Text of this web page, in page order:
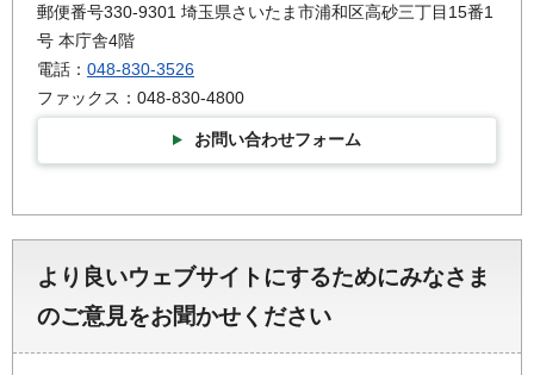
郵便番号330-9301 埼玉県さいたま市浦和区高砂三丁目15番1
号 本庁舎4階
電話： 048-830-3526
ファックス：048-830-4800
お問い合わせフォーム
より良いウェブサイトにするためにみなさま
のご意見をお聞かせください